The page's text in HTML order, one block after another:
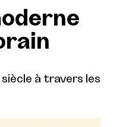
à travers les